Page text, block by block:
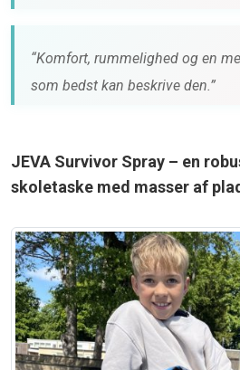
“Komfort, rummelighed og en
som bedst kan beskrive den.”
JEVA Survivor Spray – en
skoletaske med masser af